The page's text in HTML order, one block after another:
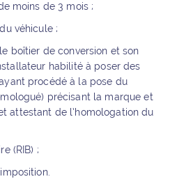
moins de 3 mois ;
véhicule ;
boîtier de conversion et son
habilité à poser des
procédé à la pose du
précisant la marque et
attestant de l’homologation du
(RIB) ;